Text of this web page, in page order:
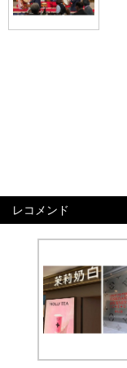
レコメンド